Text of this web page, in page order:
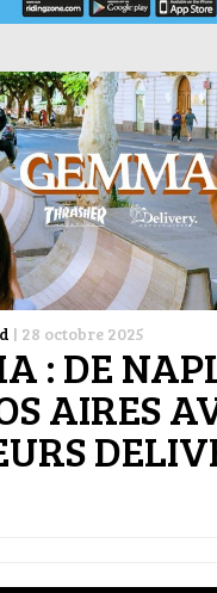
| 28 octobre 2025
: DE
AIRES